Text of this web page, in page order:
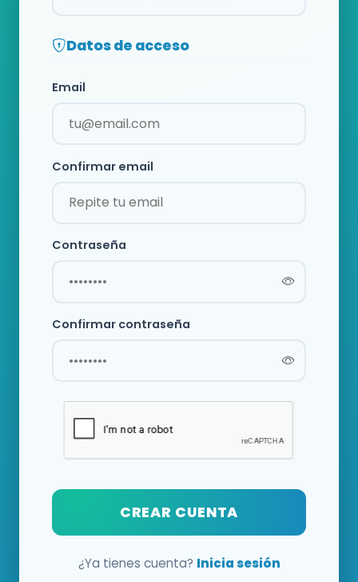
Datos de acceso
Email
Confirmar email
Contraseña
Confirmar contraseña
CREAR CUENTA
¿Ya tienes cuenta? Inicia sesión